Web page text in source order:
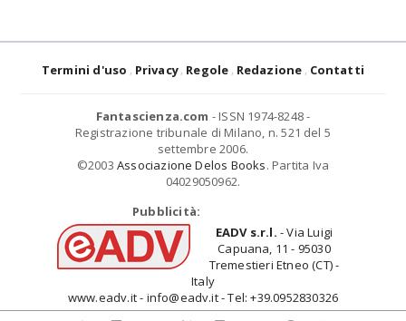
Termini d'uso Privacy Regole Redazione Contatti
Fantascienza.com - ISSN 1974-8248 -
Registrazione tribunale di Milano, n. 521 del 5
settembre 2006.
©2003 Associazione Delos Books. Partita Iva
04029050962.
Pubblicità:
EADV s.r.l. - Via Luigi
Capuana, 11 - 95030
Tremestieri Etneo (CT) -
Italy
www.eadv.it - info@eadv.it - Tel: +39.0952830326